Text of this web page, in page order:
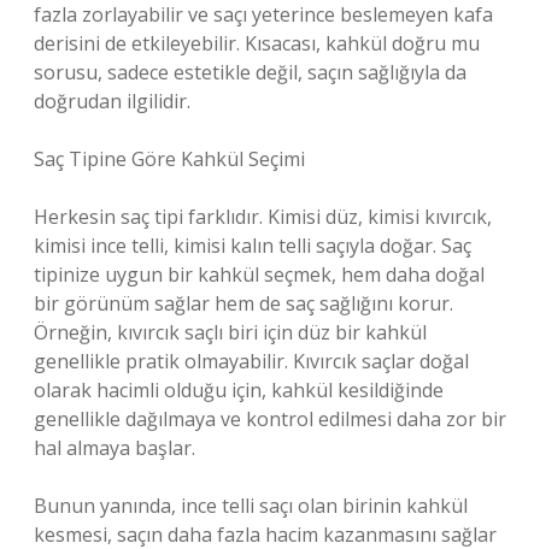
fazla zorlayabilir ve saçı yeterince beslemeyen kafa
derisini de etkileyebilir. Kısacası, kahkül doğru mu
sorusu, sadece estetikle değil, saçın sağlığıyla da
doğrudan ilgilidir.
Saç Tipine Göre Kahkül Seçimi
Herkesin saç tipi farklıdır. Kimisi düz, kimisi kıvırcık,
kimisi ince telli, kimisi kalın telli saçıyla doğar. Saç
tipinize uygun bir kahkül seçmek, hem daha doğal
bir görünüm sağlar hem de saç sağlığını korur.
Örneğin, kıvırcık saçlı biri için düz bir kahkül
genellikle pratik olmayabilir. Kıvırcık saçlar doğal
olarak hacimli olduğu için, kahkül kesildiğinde
genellikle dağılmaya ve kontrol edilmesi daha zor bir
hal almaya başlar.
Bunun yanında, ince telli saçı olan birinin kahkül
kesmesi, saçın daha fazla hacim kazanmasını sağlar